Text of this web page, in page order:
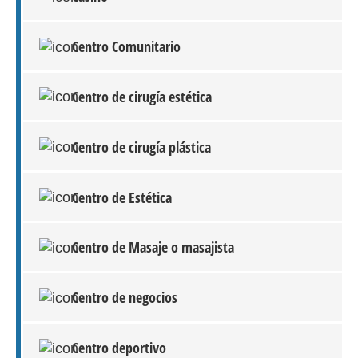
Centro Comunitario
Centro de cirugía estética
Centro de cirugía plástica
Centro de Estética
Centro de Masaje o masajista
Centro de negocios
Centro deportivo